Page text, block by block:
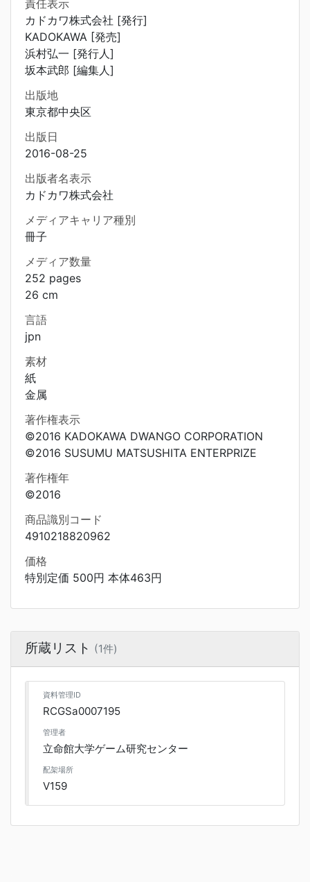
責任表示
カドカワ株式会社 [発行]
KADOKAWA [発売]
浜村弘一 [発行人]
坂本武郎 [編集人]
出版地
東京都中央区
出版日
2016-08-25
出版者名表示
カドカワ株式会社
メディアキャリア種別
冊子
メディア数量
252 pages
26 cm
言語
jpn
素材
紙
金属
著作権表示
©2016 KADOKAWA DWANGO CORPORATION
©2016 SUSUMU MATSUSHITA ENTERPRIZE
著作権年
©2016
商品識別コード
4910218820962
価格
特別定価 500円 本体463円
所蔵リスト (1件)
資料管理ID
RCGSa0007195
管理者
立命館大学ゲーム研究センター
配架場所
V159